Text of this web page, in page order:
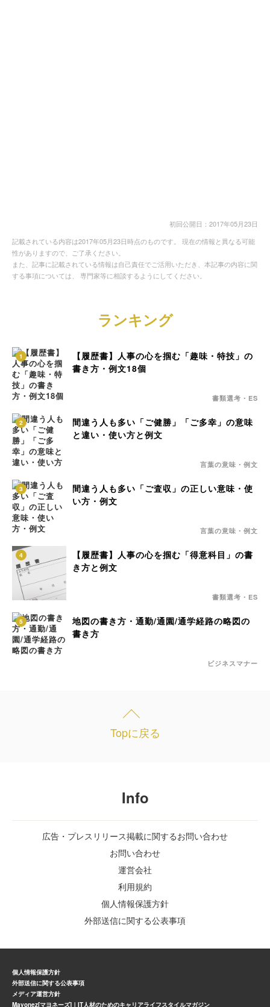
初回公開日：2017年05月23日
記載されている内容は2017年05月23日時点のものです。 現在の情報と異なる可能
性がありますので、ご了承ください。
また、記事に記載されている情報は自己責任でご活用いただき、本記事の内容に関
する事項については、 専門家等に相談するようにしてください。
ランキング
1
【履歴書】人事の心を掴む「趣味・特技」の
書き方・例文18個
書類選考・ES
2
間違う人も多い「ご健勝」「ご多幸」の意味
と違い・使い方と例文
言葉の意味・例文
3
間違う人も多い「ご査収」の正しい意味・使
い方・例文
言葉の意味・例文
4
【履歴書】人事の心を掴む「得意科目」の書
き方と例文
書類選考・ES
5
地図の書き方・通勤/通園/通学経路の略図の
書き方
ビジネスマナー
Topに戻る
Info
広告・プレスリリース掲載に関するお問い合わせ
お問い合わせ
運営会社
利用規約
個人情報保護方針
外部送信に関する公表事項
個人情報保護方針
外部送信に関する公表事項
メディア運営方針
Mayonez[マヨネーズ]｜IT人材のためのキャリアライフスタイルマガジン